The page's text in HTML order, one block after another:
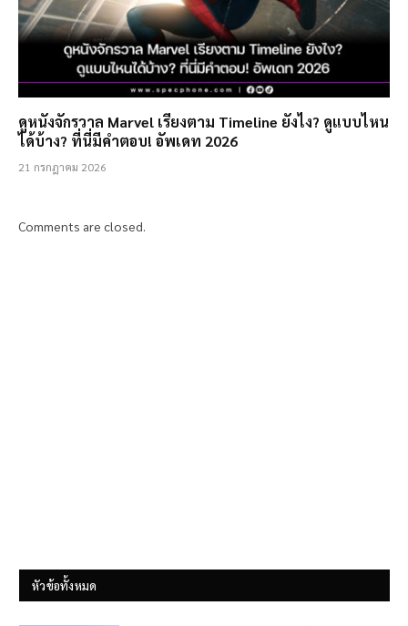
ดูหนังจักรวาล Marvel เรียงตาม Timeline ยังไง? ดูแบบไหน
ได้บ้าง? ที่นี่มีคำตอบ! อัพเดท 2026
21 กรกฎาคม 2026
Comments are closed.
หัวข้อทั้งหมด